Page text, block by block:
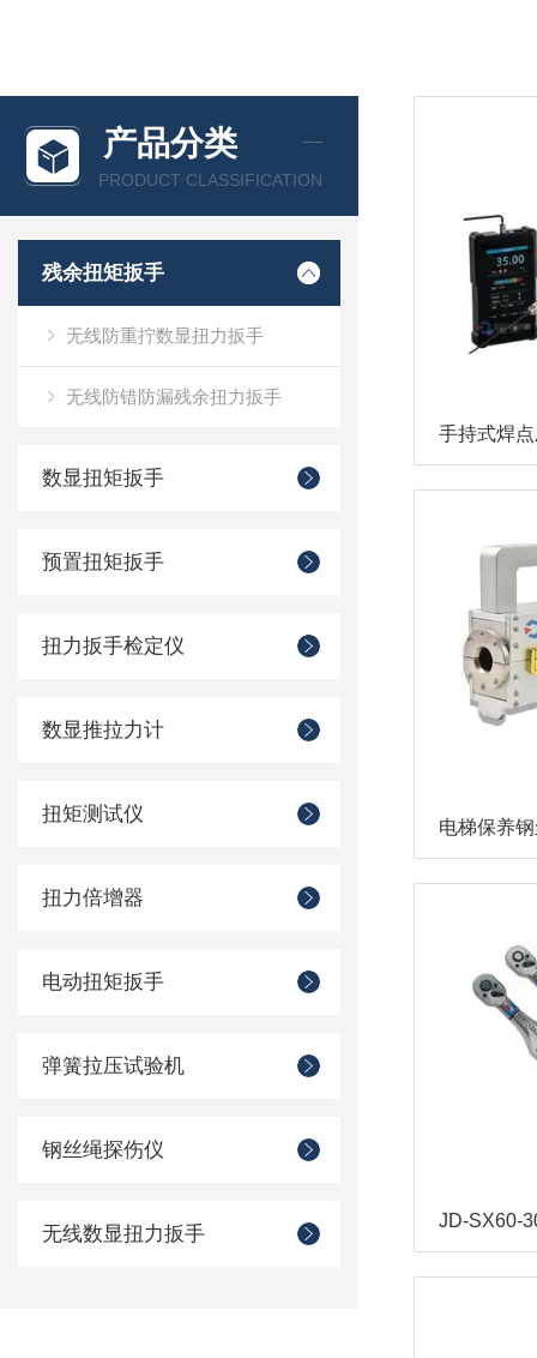
产品分类
PRODUCT CLASSIFICATION
残余扭矩扳手
无线防重拧数显扭力扳手
无线防错防漏残余扭力扳手
数显扭矩扳手
预置扭矩扳手
扭力扳手检定仪
数显推拉力计
扭矩测试仪
扭力倍增器
电动扭矩扳手
弹簧拉压试验机
钢丝绳探伤仪
无线数显扭力扳手